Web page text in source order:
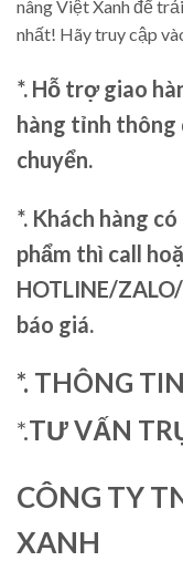
nâng Việt Xanh để
nhất! Hãy truy cập
*. Hỗ trợ giao
hàng tỉnh thông
chuyển.
*. Khách hàng
phẩm thì call
HOTLINE/
báo giá.
*. THÔNG
*.TƯ VẤN
CÔNG TY
XANH